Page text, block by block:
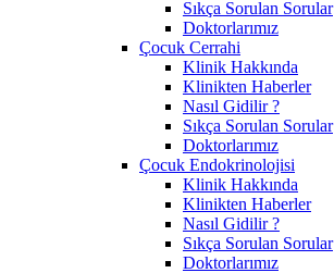
Sıkça Sorulan Sorular
Doktorlarımız
Çocuk Cerrahi
Klinik Hakkında
Klinikten Haberler
Nasıl Gidilir ?
Sıkça Sorulan Sorular
Doktorlarımız
Çocuk Endokrinolojisi
Klinik Hakkında
Klinikten Haberler
Nasıl Gidilir ?
Sıkça Sorulan Sorular
Doktorlarımız